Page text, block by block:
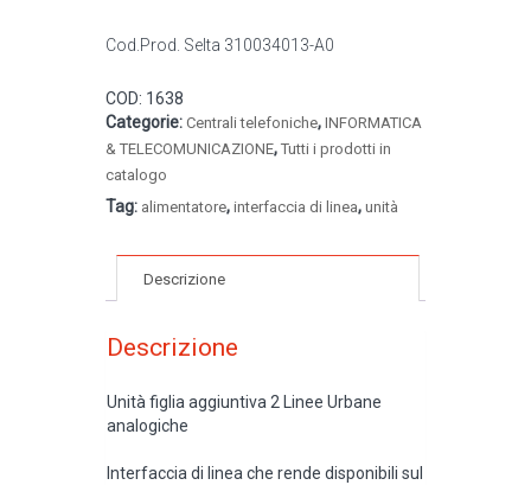
Cod.Prod. Selta 310034013-A0
COD: 1638
Categorie: Centrali telefoniche, INFORMATICA
& TELECOMUNICAZIONE, Tutti i prodotti in
catalogo
Tag: alimentatore, interfaccia di linea, unità
Descrizione
Descrizione
Unità figlia aggiuntiva 2 Linee Urbane
analogiche
Interfaccia di linea che rende disponibili sul